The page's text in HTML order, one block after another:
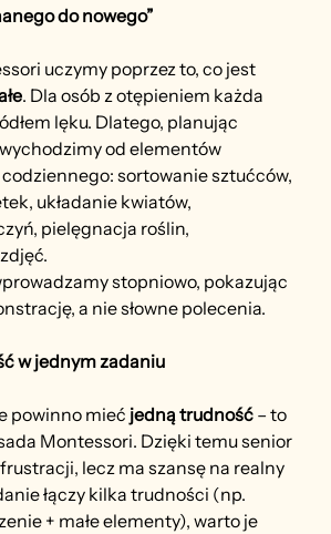
do nowego”
uczymy poprzez to, co jest
. Dla osób z otępieniem każda
lęku. Dlatego, planując
od elementów
sortowanie sztućców,
układanie kwiatów,
pielęgnacja roślin,
stopniowo, pokazując
a nie słowne polecenia.
w jednym zadaniu
powinno mieć jedną trudność – to
Montessori. Dzięki temu senior
lecz ma szansę na realny
łączy kilka trudności (np.
+ małe elementy), warto je